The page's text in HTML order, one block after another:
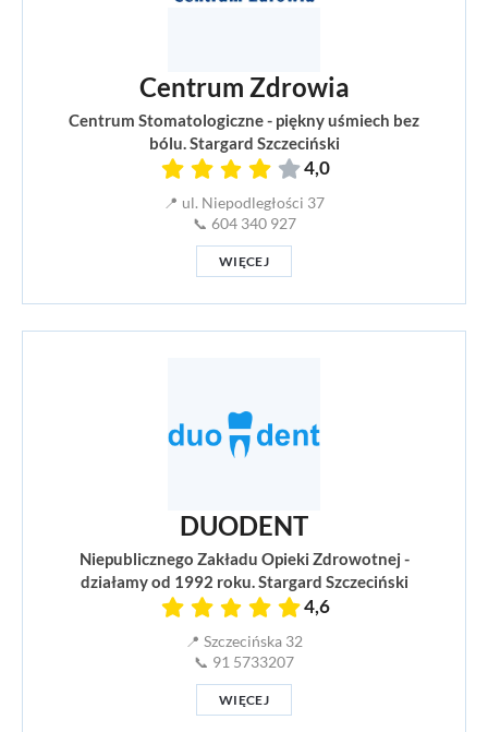
Centrum Zdrowia
Centrum Stomatologiczne - piękny uśmiech bez
bólu. Stargard Szczeciński
4,0
📍 ul. Niepodległości 37
📞 604 340 927
WIĘCEJ
DUODENT
Niepublicznego Zakładu Opieki Zdrowotnej -
działamy od 1992 roku. Stargard Szczeciński
4,6
📍 Szczecińska 32
📞 91 5733207
WIĘCEJ